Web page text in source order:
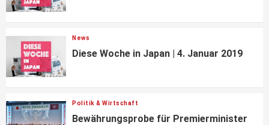
News
Diese Woche in Japan | 4. Januar 2019
Politik & Wirtschaft
Bewährungsprobe für Premierminister